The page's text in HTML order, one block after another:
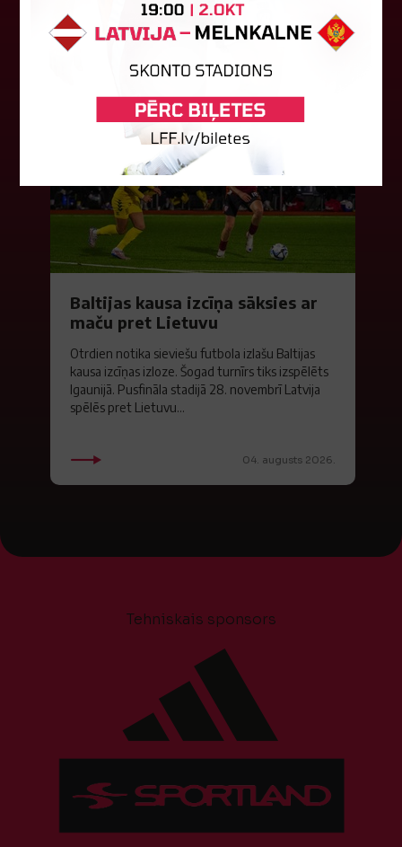
Andris Treimanis pildīs galvenā...
04. augusts 2026.
Baltijas kausa izcīņa sāksies ar
maču pret Lietuvu
Otrdien notika sieviešu futbola izlašu Baltijas
kausa izcīņas izloze. Šogad turnīrs tiks izspēlēts
Igaunijā. Pusfināla stadijā 28. novembrī Latvija
spēlēs pret Lietuvu...
04. augusts 2026.
Tehniskais sponsors